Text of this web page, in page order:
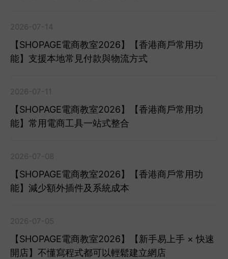
2026-07-14
【SHOPAGE電商教室2026】【香港商戶常用功
能】支援本地常見付款與物流方式
2026-07-11
【SHOPAGE電商教室2026】【香港商戶常用功
能】常用電商工具一站式整合
2026-07-08
【SHOPAGE電商教室2026】【香港商戶常用功
能】減少額外插件及系統成本
2026-07-05
【SHOPAGE電商教室2026】【新手易上手 × 快速
開店】不懂寫程式都可以輕鬆建立網店